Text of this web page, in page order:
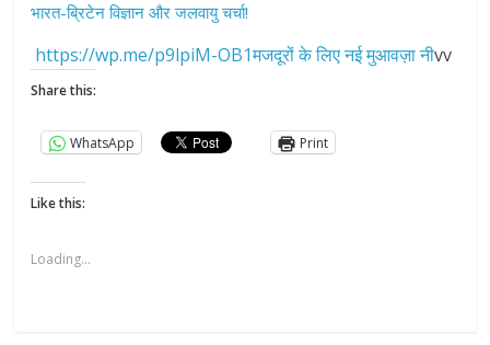
भारत-ब्रिटेन विज्ञान और जलवायु चर्चा!
https://wp.me/p9lpiM-OB1मजदूरों के लिए नई मुआवज़ा नीvv
Share this:
WhatsApp Print
Like this:
Loading...